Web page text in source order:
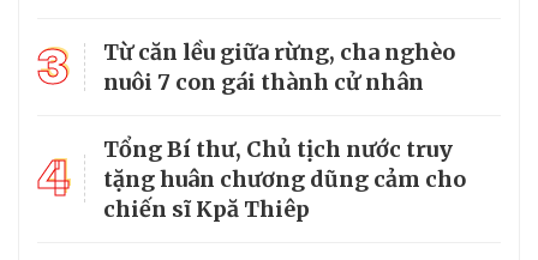
3
Từ căn lều giữa rừng, cha nghèo
nuôi 7 con gái thành cử nhân
4
Tổng Bí thư, Chủ tịch nước truy
tặng huân chương dũng cảm cho
chiến sĩ Kpă Thiêp